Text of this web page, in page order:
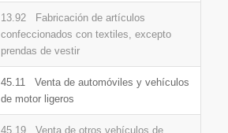
13.92 Fabricación de artículos
confeccionados con textiles, excepto
prendas de vestir
45.11 Venta de automóviles y vehículos
de motor ligeros
45.19 Venta de otros vehículos de